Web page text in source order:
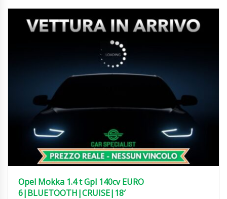
Opel Mokka 1.4 t Gpl 140cv EURO
6|BLUETOOTH|CRUISE|18′